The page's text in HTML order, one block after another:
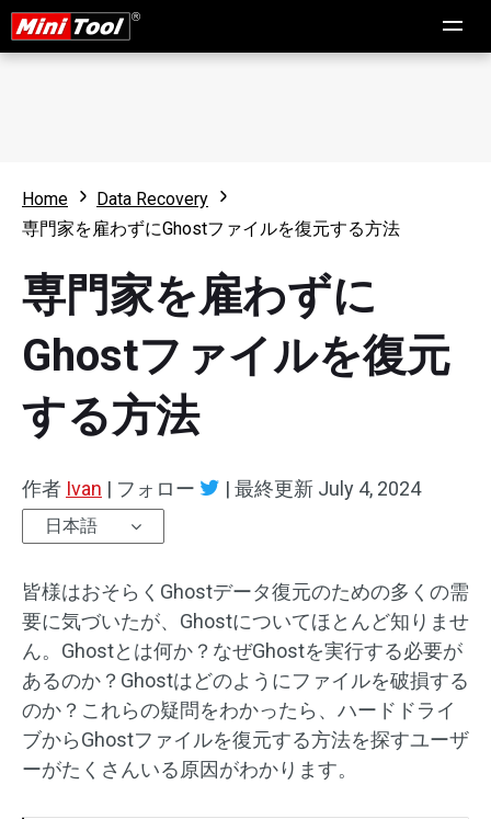
Home
Data Recovery
専門家を雇わずにGhostファイルを復元する方法
専門家を雇わずに
Ghostファイルを復元
する方法
作者 Ivan | フォロー | 最終更新 July 4, 2024
日本語
皆様はおそらくGhostデータ復元のための多くの需
要に気づいたが、Ghostについてほとんど知りませ
ん。Ghostとは何か？なぜGhostを実行する必要が
あるのか？Ghostはどのようにファイルを破損する
のか？これらの疑問をわかったら、ハードドライ
ブからGhostファイルを復元する方法を探すユーザ
ーがたくさんいる原因がわかります。